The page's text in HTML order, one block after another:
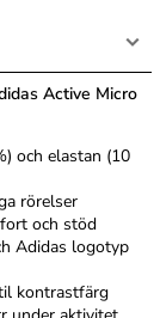
Active Micro
och elastan (10
rörelser
och stöd
Adidas logotyp
kontrastfärg